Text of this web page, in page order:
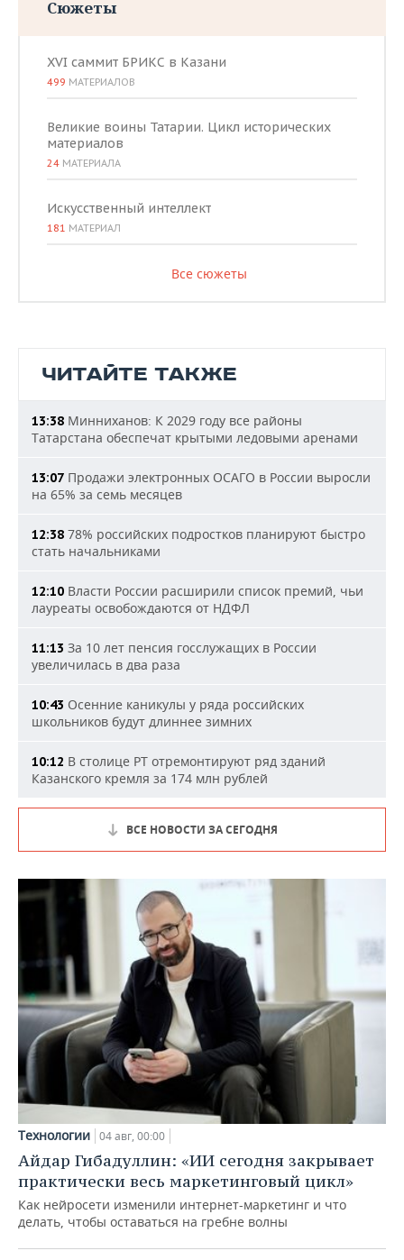
Сюжеты
XVI саммит БРИКС в Казани
499 МАТЕРИАЛОВ
Великие воины Татарии. Цикл исторических
материалов
24 МАТЕРИАЛА
Искусственный интеллект
181 МАТЕРИАЛ
Все сюжеты
ЧИТАЙТЕ ТАКЖЕ
13:38 Минниханов: К 2029 году все районы
Татарстана обеспечат крытыми ледовыми аренами
13:07 Продажи электронных ОСАГО в России выросли
на 65% за семь месяцев
12:38 78% российских подростков планируют быстро
стать начальниками
12:10 Власти России расширили список премий, чьи
лауреаты освобождаются от НДФЛ
11:13 За 10 лет пенсия госслужащих в России
увеличилась в два раза
10:43 Осенние каникулы у ряда российских
школьников будут длиннее зимних
10:12 В столице РТ отремонтируют ряд зданий
Казанского кремля за 174 млн рублей
ВСЕ НОВОСТИ ЗА СЕГОДНЯ
Технологии 04 авг, 00:00
Айдар Гибадуллин: «ИИ сегодня закрывает
практически весь маркетинговый цикл»
Как нейросети изменили интернет-маркетинг и что
делать, чтобы оставаться на гребне волны